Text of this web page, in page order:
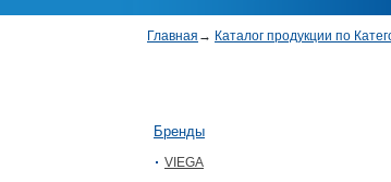
Главная → Каталог продукции по
Бренды
VIEGA